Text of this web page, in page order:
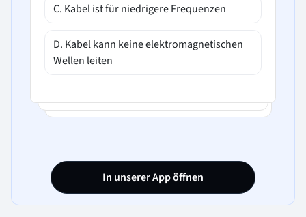
C. Kabel ist für niedrigere Frequenzen
D. Kabel kann keine elektromagnetischen
Wellen leiten
In unserer App öffnen